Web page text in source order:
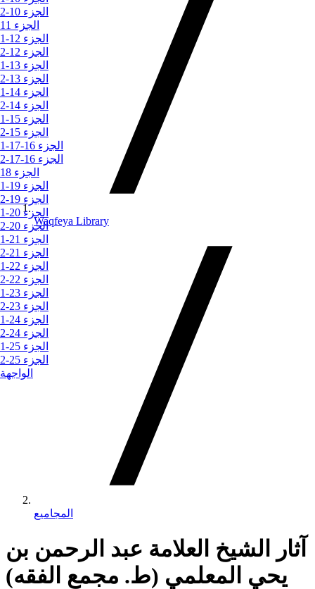
Waqfeya Library
المجاميع
آثار الشيخ العلامة عبد الرحمن بن
يحي المعلمي (ط. مجمع الفقه)
الجزء 10-2
الجزء 11
الجزء 12-1
الجزء 12-2
الجزء 13-1
الجزء 13-2
الجزء 14-1
الجزء 14-2
الجزء 15-1
الجزء 15-2
الجزء 16-17-1
الجزء 16-17-2
الجزء 18
الجزء 19-1
الجزء 19-2
الجزء 20-1
الجزء 20-2
الجزء 21-1
الجزء 21-2
الجزء 22-1
الجزء 22-2
الجزء 23-1
الجزء 23-2
الجزء 24-1
الجزء 24-2
الجزء 25-1
الجزء 25-2
الواجهة